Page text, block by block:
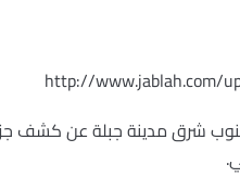
التنقيب للموسم الثاني على التوالي في موقع عين سالم 25 كم جنوب